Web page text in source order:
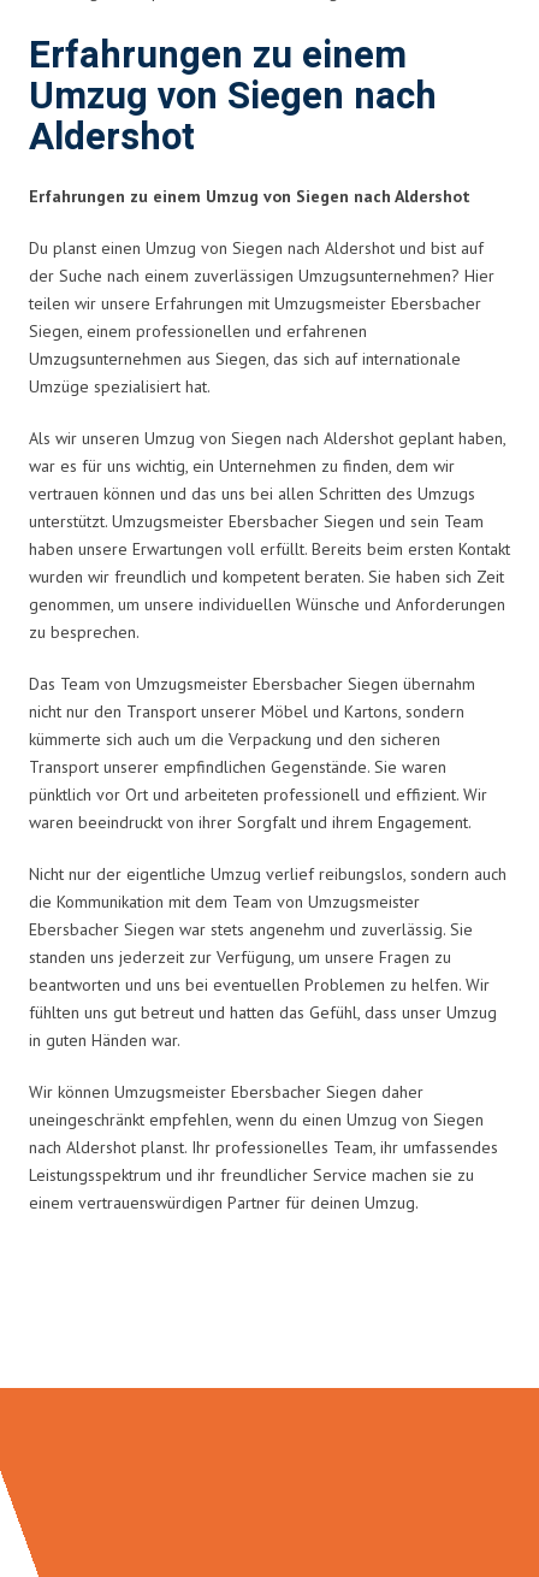
Erfahrungen zu einem
Umzug von Siegen nach
Aldershot
Erfahrungen zu einem Umzug von Siegen nach Aldershot
Du planst einen Umzug von Siegen nach Aldershot und bist auf
der Suche nach einem zuverlässigen Umzugsunternehmen? Hier
teilen wir unsere Erfahrungen mit Umzugsmeister Ebersbacher
Siegen, einem professionellen und erfahrenen
Umzugsunternehmen aus Siegen, das sich auf internationale
Umzüge spezialisiert hat.
Als wir unseren Umzug von Siegen nach Aldershot geplant haben,
war es für uns wichtig, ein Unternehmen zu finden, dem wir
vertrauen können und das uns bei allen Schritten des Umzugs
unterstützt. Umzugsmeister Ebersbacher Siegen und sein Team
haben unsere Erwartungen voll erfüllt. Bereits beim ersten Kontakt
wurden wir freundlich und kompetent beraten. Sie haben sich Zeit
genommen, um unsere individuellen Wünsche und Anforderungen
zu besprechen.
Das Team von Umzugsmeister Ebersbacher Siegen übernahm
nicht nur den Transport unserer Möbel und Kartons, sondern
kümmerte sich auch um die Verpackung und den sicheren
Transport unserer empfindlichen Gegenstände. Sie waren
pünktlich vor Ort und arbeiteten professionell und effizient. Wir
waren beeindruckt von ihrer Sorgfalt und ihrem Engagement.
Nicht nur der eigentliche Umzug verlief reibungslos, sondern auch
die Kommunikation mit dem Team von Umzugsmeister
Ebersbacher Siegen war stets angenehm und zuverlässig. Sie
standen uns jederzeit zur Verfügung, um unsere Fragen zu
beantworten und uns bei eventuellen Problemen zu helfen. Wir
fühlten uns gut betreut und hatten das Gefühl, dass unser Umzug
in guten Händen war.
Wir können Umzugsmeister Ebersbacher Siegen daher
uneingeschränkt empfehlen, wenn du einen Umzug von Siegen
nach Aldershot planst. Ihr professionelles Team, ihr umfassendes
Leistungsspektrum und ihr freundlicher Service machen sie zu
einem vertrauenswürdigen Partner für deinen Umzug.